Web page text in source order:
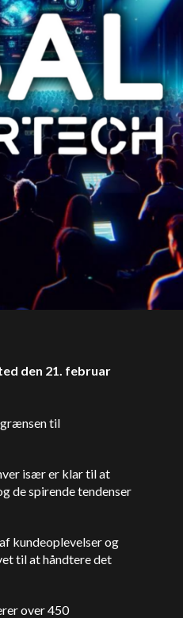
den 21. februar
til
især er klar til at
de spirende tendenser
kundeoplevelser og
til at håndtere det
over 450